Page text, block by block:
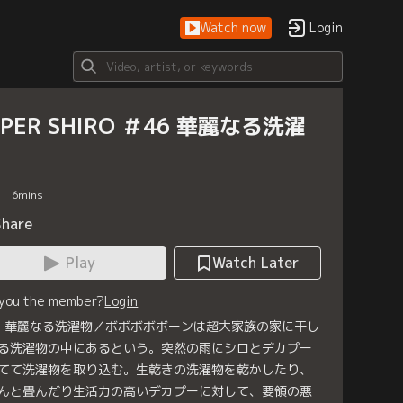
Watch now Login
SHIRO ＃46 華麗なる洗濯
6mins
Play
Watch Later
the member?Login
麗なる洗濯物／ボボボボボーンは超大家族の家に干し
洗濯物の中にあるという。突然の雨にシロとデカプー
て洗濯物を取り込む。生乾きの洗濯物を乾かしたり、
と畳んだり生活力の高いデカプーに対して、要領の悪